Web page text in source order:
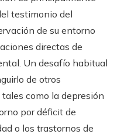
testimonio del
de su entorno
directas de
Un desafío habitual
de otros
como la depresión
por déficit de
o los trastornos de